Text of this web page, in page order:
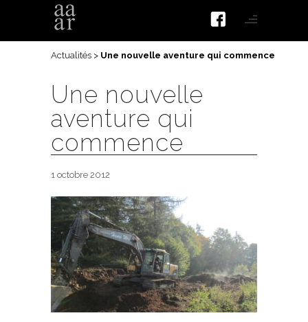
Actualités > Une nouvelle aventure qui commence
Une nouvelle
aventure qui
commence
1 octobre 2012